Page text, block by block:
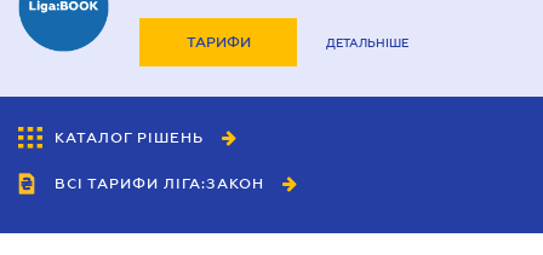
ТАРИФИ ДЕТАЛЬНІШЕ
КАТАЛОГ РІШЕНЬ
ВСІ ТАРИФИ ЛІГА:ЗАКОН